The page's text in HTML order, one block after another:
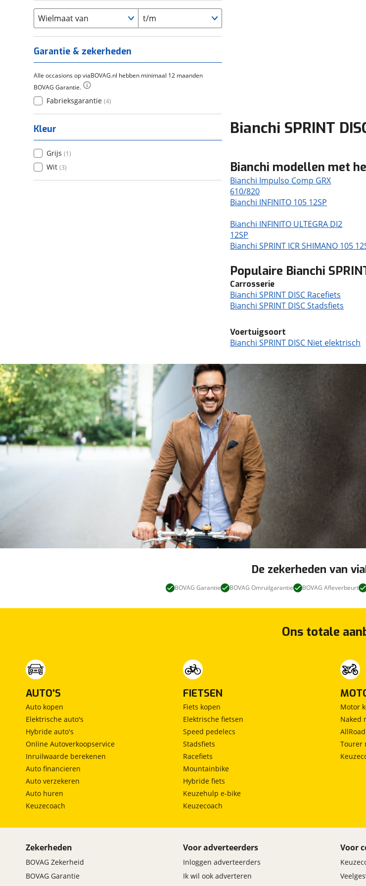
Overig ( 0)
Scandium
Staal (0 )
Tica
Wielmaat van t/m
Garantie & zekerheden
Alle occasions op viaBOVAG.nl hebben minimaal 12 maanden
BOVAG Garantie.
Fabrieksgarantie (4)
Kleur
Grijs (1)
Wit (3)
Bianchi SPRINT
Bianchi modellen met
Bianchi Impulso Comp GRX
610/820
Bianchi INFINITO 105 12SP
Bianchi INFINITO ULTEGRA DI2
12SP
Bianchi SPRINT ICR SHIMANO 105
Populaire Bianchi
Carrosserie
Bianchi SPRINT DISC Racefiets
Bianchi SPRINT DISC Stadsfiets
Voertuigsoort
Bianchi SPRINT DISC Niet elektrisch
De zekerheden van
BOVAG Garantie BOVAG Omruilgarantie BOVAG Afleverbeurt
Ons totale
AUTO'S
Auto kopen
Elektrische auto's
Hybride auto's
Online Autoverkoopservice
Inruilwaarde berekenen
Auto financieren
Auto verzekeren
Auto huren
Keuzecoach
FIETSEN
Fiets kopen
Elektrische fietsen
Speed pedelecs
Stadsfiets
Racefiets
Mountainbike
Hybride fiets
Keuzehulp e-bike
Keuzecoach
Motor
Naked
Tourer
Zekerheden
BOVAG Zekerheid
BOVAG Garantie
Voor adverteerders
Inloggen adverteerders
Ik wil ook adverteren
Voor